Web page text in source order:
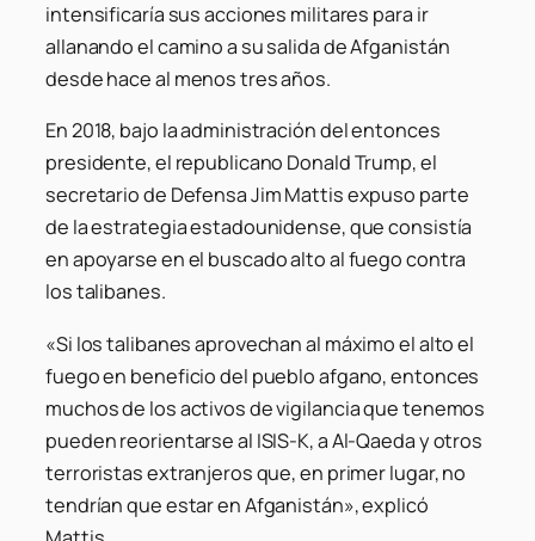
intensificaría sus acciones militares para ir
allanando el camino a su salida de Afganistán
desde hace al menos tres años.
En 2018, bajo la administración del entonces
presidente, el republicano Donald Trump, el
secretario de Defensa Jim Mattis expuso parte
de la estrategia estadounidense, que consistía
en apoyarse en el buscado alto al fuego contra
los talibanes.
«Si los talibanes aprovechan al máximo el alto el
fuego en beneficio del pueblo afgano, entonces
muchos de los activos de vigilancia que tenemos
pueden reorientarse al ISIS-K, a Al-Qaeda y otros
terroristas extranjeros que, en primer lugar, no
tendrían que estar en Afganistán», explicó